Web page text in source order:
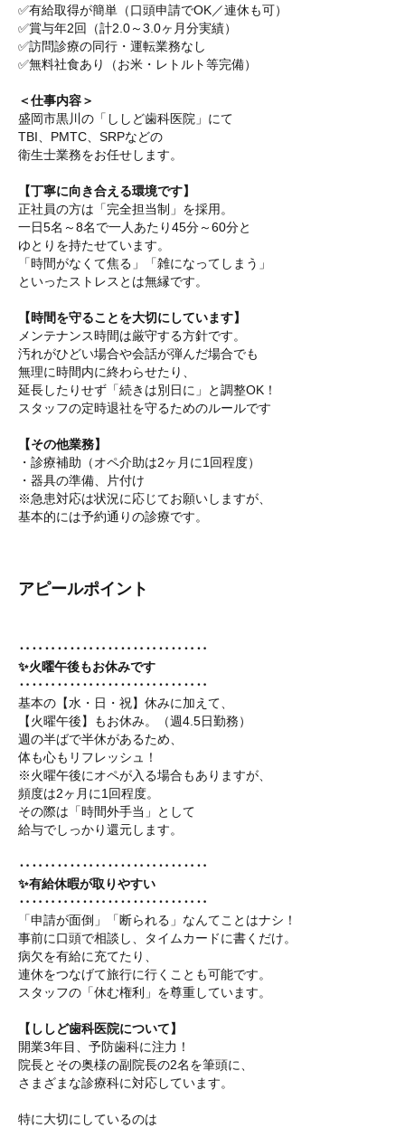
✅有給取得が簡単（口頭申請でOK／連休も可）
✅賞与年2回（計2.0～3.0ヶ月分実績）
✅訪問診療の同行・運転業務なし
✅無料社食あり（お米・レトルト等完備）
＜仕事内容＞
盛岡市黒川の「ししど歯科医院」にて
TBI、PMTC、SRPなどの
衛生士業務をお任せします。
【丁寧に向き合える環境です】
正社員の方は「完全担当制」を採用。
一日5名～8名で一人あたり45分～60分と
ゆとりを持たせています。
「時間がなくて焦る」「雑になってしまう」
といったストレスとは無縁です。
【時間を守ることを大切にしています】
メンテナンス時間は厳守する方針です。
汚れがひどい場合や会話が弾んだ場合でも
無理に時間内に終わらせたり、
延長したりせず「続きは別日に」と調整OK！
スタッフの定時退社を守るためのルールです
【その他業務】
・診療補助（オペ介助は2ヶ月に1回程度）
・器具の準備、片付け
※急患対応は状況に応じてお願いしますが、
基本的には予約通りの診療です。
アピールポイント
‥‥‥‥‥‥‥‥‥‥‥‥‥‥‥
✨火曜午後もお休みです
‥‥‥‥‥‥‥‥‥‥‥‥‥‥‥
基本の【水・日・祝】休みに加えて、
【火曜午後】もお休み。（週4.5日勤務）
週の半ばで半休があるため、
体も心もリフレッシュ！
※火曜午後にオペが入る場合もありますが、
頻度は2ヶ月に1回程度。
その際は「時間外手当」として
給与でしっかり還元します。
‥‥‥‥‥‥‥‥‥‥‥‥‥‥‥
✨有給休暇が取りやすい
‥‥‥‥‥‥‥‥‥‥‥‥‥‥‥
「申請が面倒」「断られる」なんてことはナシ！
事前に口頭で相談し、タイムカードに書くだけ。
病欠を有給に充てたり、
連休をつなげて旅行に行くことも可能です。
スタッフの「休む権利」を尊重しています。
【ししど歯科医院について】
開業3年目、予防歯科に注力！
院長とその奥様の副院長の2名を筆頭に、
さまざまな診療科に対応しています。
特に大切にしているのは